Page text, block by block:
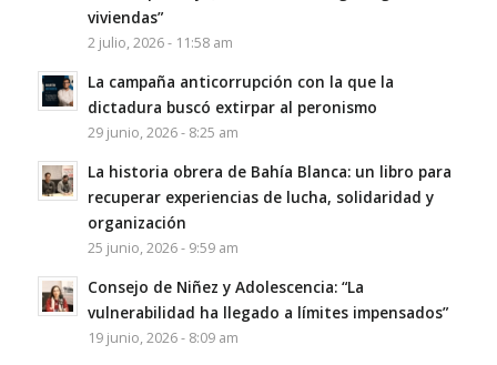
viviendas”
2 julio, 2026 - 11:58 am
La campaña anticorrupción con la que la
dictadura buscó extirpar al peronismo
29 junio, 2026 - 8:25 am
La historia obrera de Bahía Blanca: un libro para
recuperar experiencias de lucha, solidaridad y
organización
25 junio, 2026 - 9:59 am
Consejo de Niñez y Adolescencia: “La
vulnerabilidad ha llegado a límites impensados”
19 junio, 2026 - 8:09 am